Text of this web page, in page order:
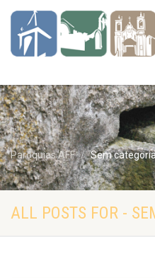
Paróquias AFF Sem
ALL POSTS FOR -